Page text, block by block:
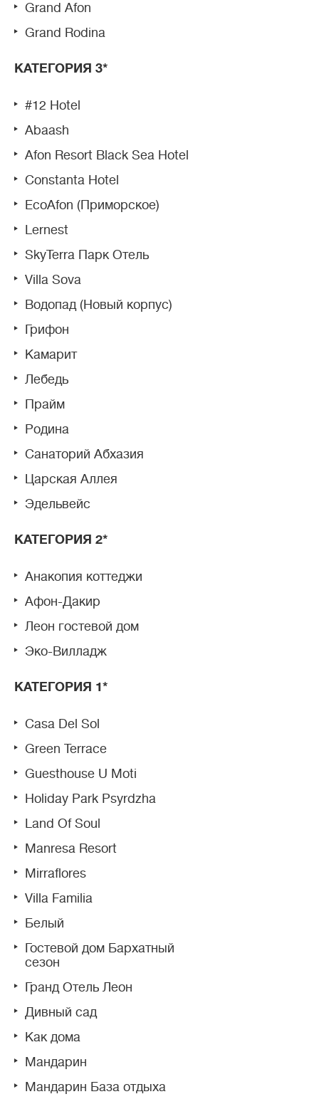
Grand Afon
Grand Rodina
КАТЕГОРИЯ 3*
#12 Hotel
Abaash
Afon Resort Black Sea Hotel
Constanta Hotel
EcoAfon (Приморское)
Lernest
SkyTerra Парк Отель
Villa Sova
Водопад (Новый корпус)
Грифон
Камарит
Лебедь
Прайм
Родина
Санаторий Абхазия
Царская Аллея
Эдельвейс
КАТЕГОРИЯ 2*
Анакопия коттеджи
Афон-Дакир
Леон гостевой дом
Эко-Вилладж
КАТЕГОРИЯ 1*
Casa Del Sol
Green Terrace
Guesthouse U Moti
Holiday Park Psyrdzha
Land Of Soul
Manresa Resort
Mirraflores
Villa Familia
Белый
Гостевой дом Бархатный
сезон
Гранд Отель Леон
Дивный сад
Как дома
Мандарин
Мандарин База отдыха